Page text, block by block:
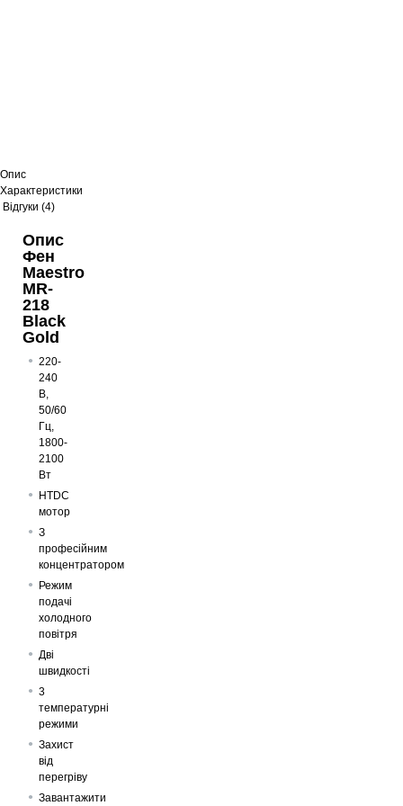
Опис
Характеристики
Відгуки (4)
Опис
Фен
Maestro
MR-
218
Black
Gold
220-
240
В,
50/60
Гц,
1800-
2100
Вт
HTDC
мотор
З
професійним
концентратором
Режим
подачі
холодного
повітря
Дві
швидкості
3
температурні
режими
Захист
від
перегріву
Завантажити